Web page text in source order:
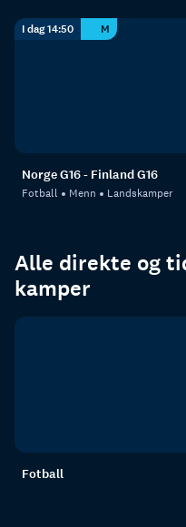
I dag 14:50 M
Norge G16 - Finland G16
Fotball Menn Landskamper
Alle direkte og
kamper
Fotball